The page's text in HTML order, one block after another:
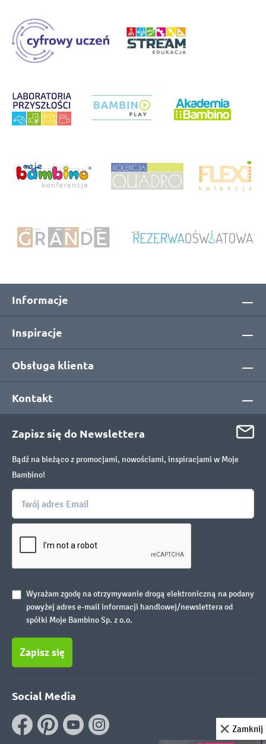
Informacje
Inspiracje
Obsługa klienta
Kontakt
Zapisz się do Newslettera
Bądź na bieżąco z promocjami, nowościami, inspiracjami w Moje
Bambino!
Wyrażam zgodę na otrzymywanie drogą elektroniczną na podany
powyżej adres e-mail informacji handlowej/newslettera od
spółki Moje Bambino Sp. z o.o.
Zapisz się
Social Media
Zamknij